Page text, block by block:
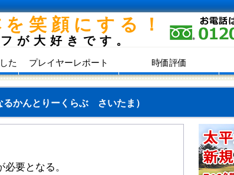
笑顔にする！
が大好きです。
た プレイヤーレポート 時価評価
るかんとりーくらぶ さいたま）
要となる。